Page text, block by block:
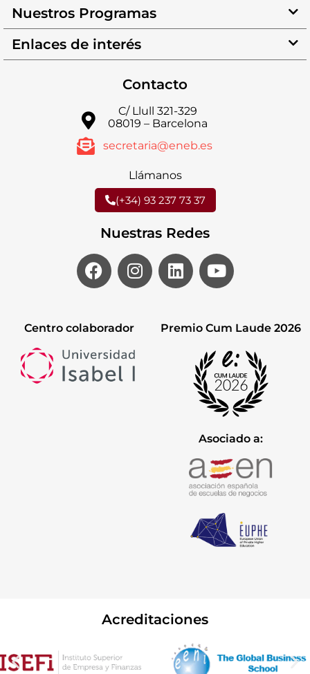
Nuestros Programas
Enlaces de interés
Contacto
C/ Llull 321-329
08019 – Barcelona
secretaria@eneb.es
Llámanos
(+34) 93 237 73 37
Nuestras Redes
Centro colaborador Premio Cum Laude 2026
Asociado a:
Acreditaciones